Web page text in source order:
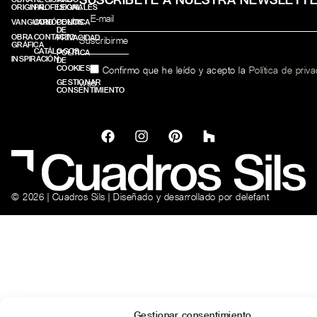
ORIGINAL
VANGUARD
OBRA
GRÁFICA
INSPIRACIÓN
PROFESIONALES
CONÓCENOS
CONTACTO
CATÁLOGOS
LEGAL
POLÍTICA
DE
PRIVACIDAD
POLÍTICA
DE
COOKIES
GESTIONAR
CONSENTIMIENTO
Confirmo que he leído y acepto la Política de
web.
© 2026 | Cuadros Sils | Diseñado y desarrollado por delefant